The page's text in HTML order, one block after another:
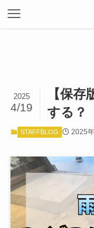
【保
する？
2025
4/19
STAFFBLOG 2025